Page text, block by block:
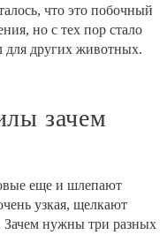
что это побочный
но с тех пор стало
для других животных.
зачем
еще и шлепают
узкая, щелкают
нужны три разных